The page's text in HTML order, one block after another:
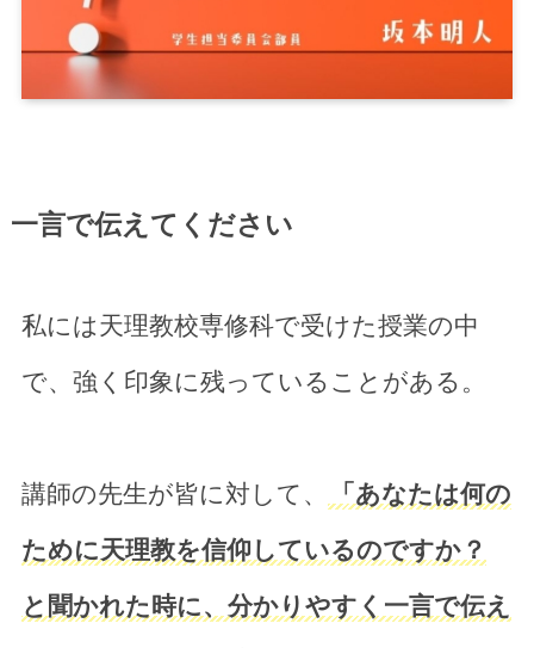
一言で伝えてください
私には天理教校専修科で受けた授業の中
で、強く印象に残っていることがある。
講師の先生が皆に対して、 「あなたは何の
ために天理教を信仰しているのですか？
と聞かれた時に、分かりやすく一言で伝え